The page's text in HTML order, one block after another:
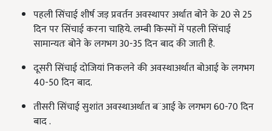
पहली सिंचाई शीर्ष जड़ प्रवर्तन अवस्थापर अर्थात बोने के 20 से 25
दिन पर सिंचाई करना चाहिये. लम्बी किस्मों में पहली सिंचाई
सामान्यतः बोने के लगभग 30-35 दिन बाद की जाती है.
दूसरी सिंचाई दोजियां निकलने की अवस्थाअर्थात बोआई के लगभग
40-50 दिन बाद.
तीसरी सिंचाई सुशांत अवस्थाअर्थात ब¨आई के लगभग 60-70 दिन
बाद .